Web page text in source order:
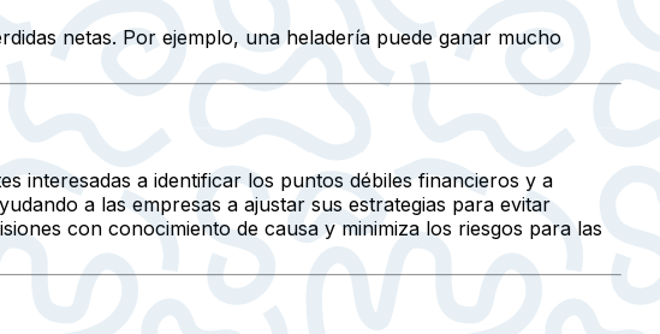
netas. Por ejemplo, una heladería puede ganar mucho
interesadas a identificar los puntos débiles financieros y a
a las empresas a ajustar sus estrategias para evitar
con conocimiento de causa y minimiza los riesgos para las